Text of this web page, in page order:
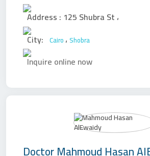
Address : 125 Shubra St،
City: Cairo، Shobra
Inquire online now
DoctorMahmoud Hasan